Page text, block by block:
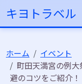
キヨトラベル
ホーム
イベント
町田天満宮の例
避のコツをご紹介！